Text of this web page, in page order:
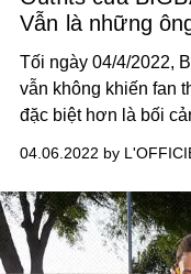
Vẫn là những
Tối ngày 04/4/2022,
vẫn không khiến fan
đặc biệt hơn là bối
04.06.2022 by